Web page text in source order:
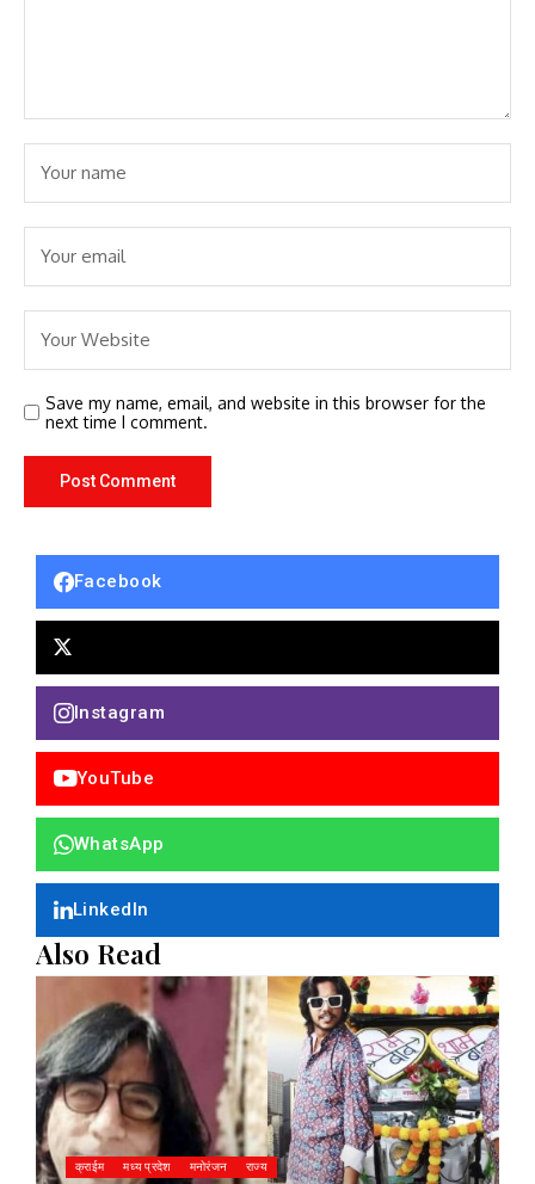
Save my name, email, and website in this browser for the
next time I comment.
Facebook
Instagram
YouTube
WhatsApp
LinkedIn
Also Read
क्राईम मध्य प्रदेश मनोरंजन राज्य